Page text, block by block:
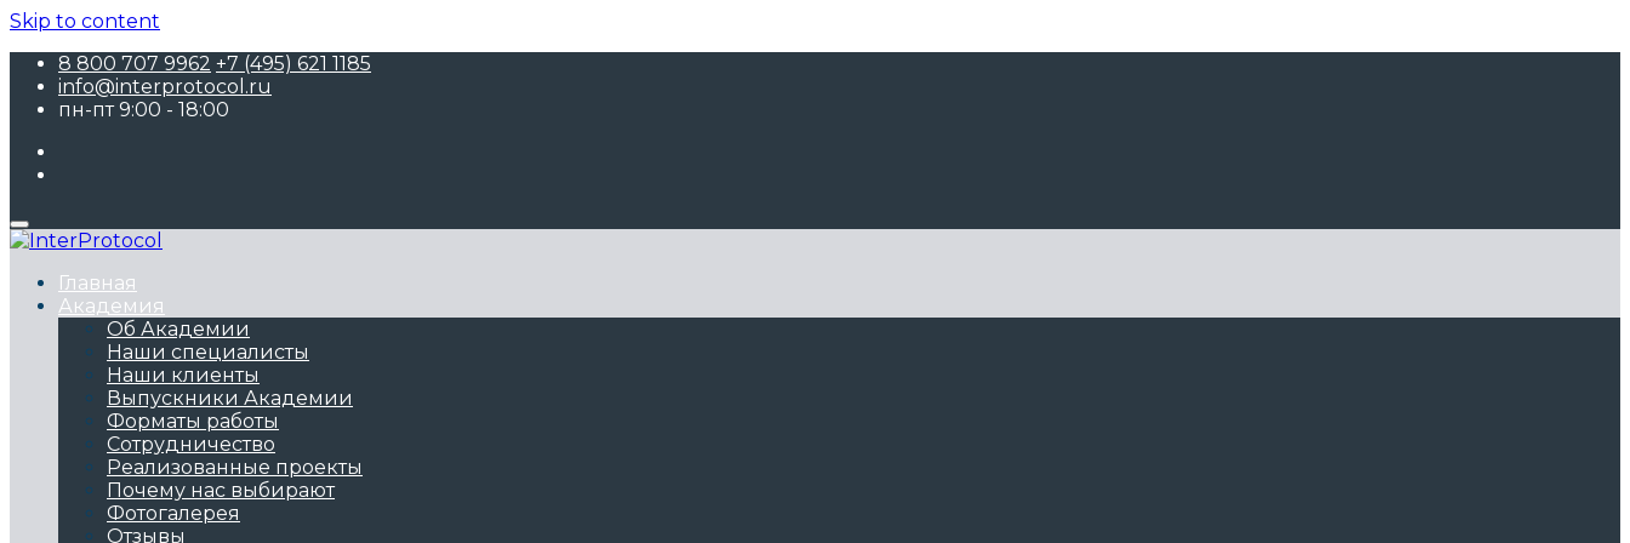
Skip to content
8 800 707 9962 +7 (495) 621 1185
info@interprotocol.ru
пн-пт 9:00 - 18:00
Главная
Академия
Об Академии
Наши специалисты
Наши клиенты
Выпускники Академии
Форматы работы
Сотрудничество
Реализованные проекты
Почему нас выбирают
Фотогалерея
Отзывы